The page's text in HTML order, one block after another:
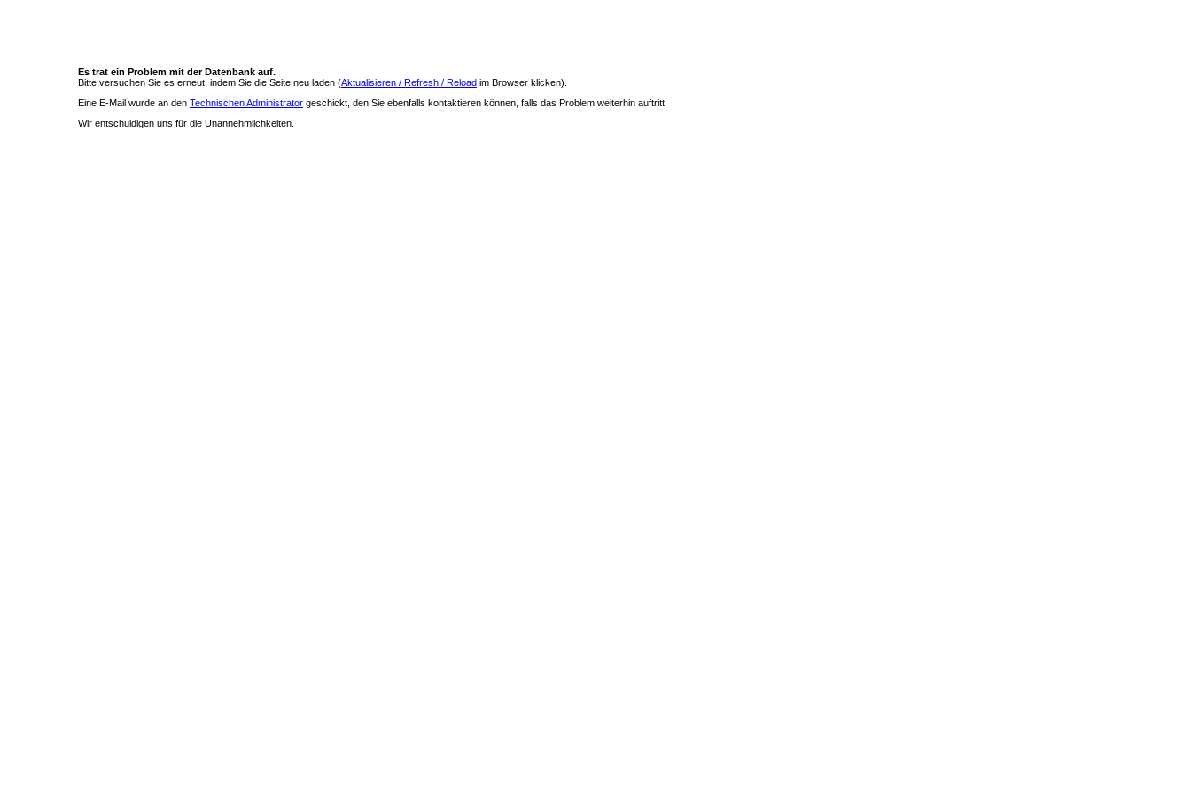
Es trat ein Problem mit der Datenbank auf.
Bitte versuchen Sie es erneut, indem Sie die Seite neu laden (Aktualisieren / Refresh / Reload im Browser klicken).
Eine E-Mail wurde an den Technischen Administrator geschickt, den Sie ebenfalls kontaktieren können, falls das Problem weiterhin auftritt.
Wir entschuldigen uns für die Unannehmlichkeiten.